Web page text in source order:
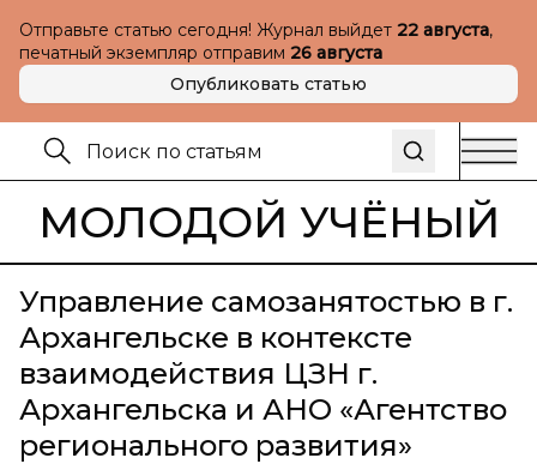
Отправьте статью сегодня! Журнал выйдет 22 августа,
печатный экземпляр отправим 26 августа
Опубликовать статью
МОЛОДОЙ УЧЁНЫЙ
Управление самозанятостью в г.
Архангельске в контексте
взаимодействия ЦЗН г.
Архангельска и АНО «Агентство
регионального развития»